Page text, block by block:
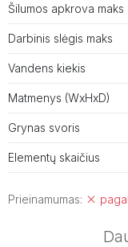
Šilumos apkrova maks
Darbinis slėgis maks
Vandens kiekis
Matmenys (WxHxD)
Grynas svoris
Elementų skaičius
Prieinamumas: